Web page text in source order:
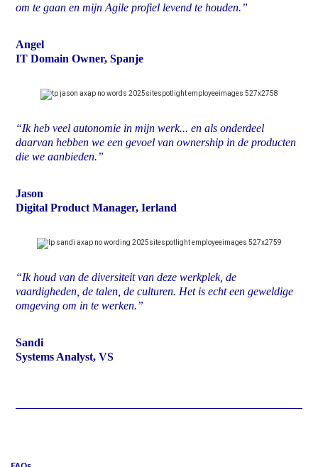
om te gaan en mijn Agile profiel levend te houden.”
Angel
IT Domain Owner, Spanje
“Ik heb veel autonomie in mijn werk... en als onderdeel
daarvan hebben we een gevoel van ownership in de producten
die we aanbieden.”
Jason
Digital Product Manager, Ierland
“Ik houd van de diversiteit van deze werkplek, de
vaardigheden, de talen, de culturen. Het is echt een geweldige
omgeving om in te werken.”
Sandi
Systems Analyst, VS